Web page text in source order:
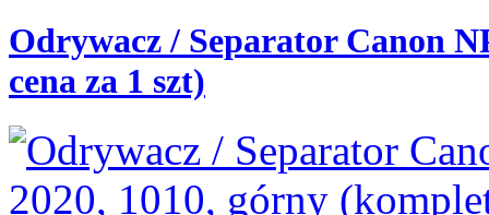
Odrywacz / Separator Canon
cena za 1 szt)